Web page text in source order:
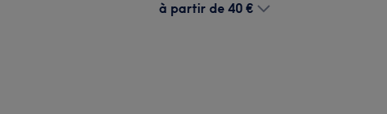
à partir de 40 €